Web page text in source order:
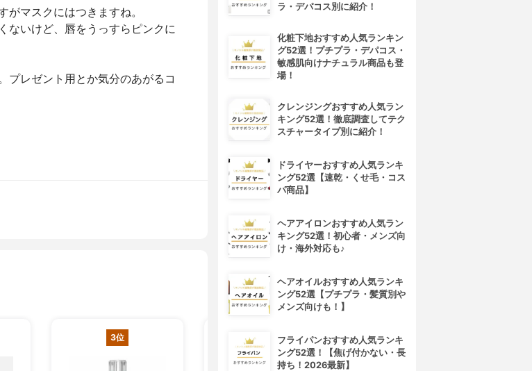
マスクにはつきますね。
ないけど、唇をうっすらピンクに
プレゼント用とか気分のあがるコ
3位
ラ・デパコス別に紹介！
化粧下地おすすめ人気ランキン
グ52選！プチプラ・デパコス・
敏感肌向けナチュラル商品も登
場！
クレンジングおすすめ人気ラン
キング52選！徹底調査してテク
スチャータイプ別に紹介！
ドライヤーおすすめ人気ランキ
ング52選【速乾・くせ毛・コス
パ商品】
ヘアアイロンおすすめ人気ラン
キング52選！初心者・メンズ向
け・海外対応も♪
ヘアオイルおすすめ人気ランキ
ング52選【プチプラ・髪質別や
メンズ向けも！】
フライパンおすすめ人気ランキ
ング52選！【焦げ付かない・長
持ち！2026最新】